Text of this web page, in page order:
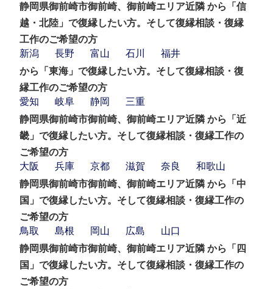
静岡県御前崎市御前崎、御前崎エリア近隣 から「信
越・北陸」で復縁したい方。そして復縁相談・復縁
工作のご希望の方
新潟
長野 富山 石川
福井
から「東海」で復縁したい方。そして復縁相談・復
縁工作のご希望の方
愛知
岐阜 静岡
三重
静岡県御前崎市御前崎、御前崎エリア近隣 から「近
畿」で復縁したい方。そして復縁相談・復縁工作の
ご希望の方
大阪
兵庫 京都 滋賀 奈良
和歌山
静岡県御前崎市御前崎、御前崎エリア近隣 から「中
国」で復縁したい方。そして復縁相談・復縁工作の
ご希望の方
鳥取
島根 岡山 広島
山口
静岡県御前崎市御前崎、御前崎エリア近隣 から「四
国」で復縁したい方。そして復縁相談・復縁工作の
ご希望の方